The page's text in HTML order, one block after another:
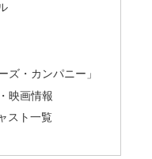
ズ・カンパニー」
映画情報
スト一覧